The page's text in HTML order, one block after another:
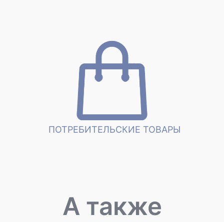
ПОТРЕБИТЕЛЬСКИЕ ТОВАРЫ
А также